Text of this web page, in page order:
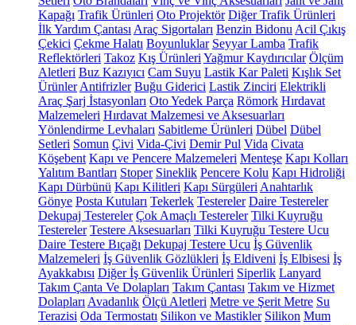
Kapağı Trafik Ürünleri Oto Projektör Diğer Trafik Ürünleri
İlk Yardım Çantası Araç Sigortaları Benzin Bidonu Acil Çıkış
Çekici Çekme Halatı Boyunluklar Seyyar Lamba Trafik
Reflektörleri Takoz Kış Ürünleri Yağmur Kaydırıcılar Ölçüm
Aletleri Buz Kazıyıcı Cam Suyu Lastik Kar Paleti Kışlık Set
Ürünler Antifrizler Buğu Giderici Lastik Zinciri Elektrikli
Araç Şarj İstasyonları Oto Yedek Parça Römork Hırdavat
Malzemeleri Hırdavat Malzemesi ve Aksesuarları
Yönlendirme Levhaları Sabitleme Ürünleri Dübel Dübel
Setleri Somun Çivi Vida-Çivi Demir Pul Vida Civata
Köşebent Kapı ve Pencere Malzemeleri Menteşe Kapı Kolları
Yalıtım Bantları Stoper Sineklik Pencere Kolu Kapı Hidroliği
Kapı Dürbünü Kapı Kilitleri Kapı Sürgüleri Anahtarlık
Gönye Posta Kutuları Tekerlek Testereler Daire Testereler
Dekupaj Testereler Çok Amaçlı Testereler Tilki Kuyruğu
Testereler Testere Aksesuarları Tilki Kuyruğu Testere Ucu
Daire Testere Bıçağı Dekupaj Testere Ucu İş Güvenlik
Malzemeleri İş Güvenlik Gözlükleri İş Eldiveni İş Elbisesi İş
Ayakkabısı Diğer İş Güvenlik Ürünleri Siperlik Lanyard
Takım Çanta Ve Dolapları Takım Çantası Takım ve Hizmet
Dolapları Avadanlık Ölçü Aletleri Metre ve Şerit Metre Su
Terazisi Oda Termostatı Silikon ve Mastikler Silikon Mum